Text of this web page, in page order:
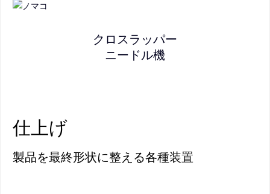
クロスラッパー
ニードル機
仕上げ
製品を最終形状に整える各種装置